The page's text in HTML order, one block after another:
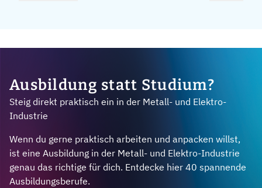
Ausbildung statt Studium?
Steig direkt praktisch ein in der Metall- und Elektro-
Industrie
Wenn du gerne praktisch arbeiten und anpacken willst,
ist eine Ausbildung in der Metall- und Elektro-Industrie
genau das richtige für dich. Entdecke hier 40 spannende
Ausbildungsberufe.